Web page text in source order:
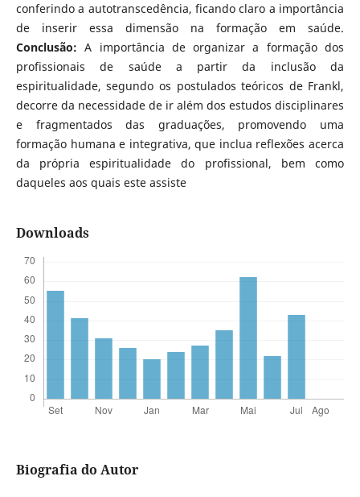
conferindo a autotranscedência, ficando claro a importância
de inserir essa dimensão na formação em saúde.
Conclusão: A importância de organizar a formação dos
profissionais de saúde a partir da inclusão da
espiritualidade, segundo os postulados teóricos de Frankl,
decorre da necessidade de ir além dos estudos disciplinares
e fragmentados das graduações, promovendo uma
formação humana e integrativa, que inclua reflexões acerca
da própria espiritualidade do profissional, bem como
daqueles aos quais este assiste
Downloads
Biografia do Autor